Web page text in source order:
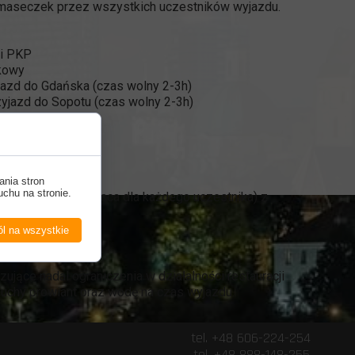
606-224-254
przez wszystkich uczestników wyjazdu.
PKP
do Gdańska (czas wolny 2-3h)
do Sopotu (czas wolny 2-3h)
(po dwa miejsca dla każdego uczestnika) z
nadal ograniczenia w działalności restauracji
prowiant oraz wodę na czas wyjazdu.
stron
na stronie.
na wszystkie